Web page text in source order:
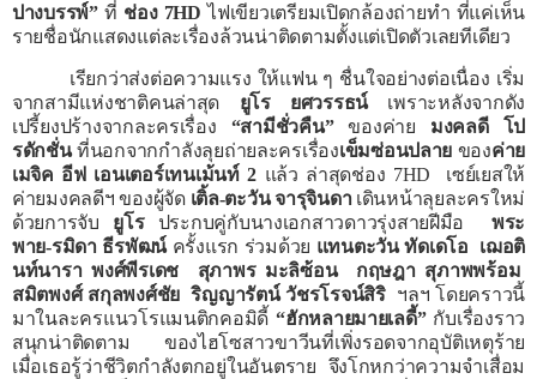
ปางบรรพ์”ที่ ช่อง 7HD ไฟเขียวเตรียมเปิดกล้องถ่ายทำ ที่แค่เห็น
รายชื่อนักแสดงแต่ละเรื่องล้วนน่าติดตามตั้งแต่เปิดตัวเลยทีเดียว
เรียกว่าส่งต่อความแรง ให้แฟน ๆ ชื่นใจอย่างต่อเนื่อง เริ่ม
จากสามีแห่งชาติคนล่าสุด ยูโร ยศวรรธน์เพราะหลังจากดัง
เปรี้ยงปร้างจากละครเรื่อง “สามีชั่วคืน”ของค่าย มงคลดี โป
รดักชั่นที่นอกจากกำลังลุยถ่ายละครเรื่องเข็มซ่อนปลาย ของค่าย
เมจิค อีฟ เอนเตอร์เทนเม้นท์2 แล้ว ล่าสุดช่อง 7HD
เซย์เยสให้
ค่ายมงคลดีฯ ของผู้จัด เติ้ล-ตะวัน จารุจินดาเดินหน้าลุยละครใหม่
ด้วยการจับ ยูโรประกบคู่กับนางเอกสาวดาวรุ่งสายฝีมือ
พระ
พาย-รมิดา ธีรพัฒน์ครั้งแรก ร่วมด้วย แทนตะวัน ทัดเดโอ
เฌอติ
นท์นารา พงศ์พีรเดช
สุภาพร มะลิซ้อน
กฤษฎา สุภาพพร้อม
สมิตพงศ์ สกุลพงศ์ชัย ริญญารัตน์ วัชรโรจน์สิริ ฯลฯ โดยคราวนี้
มาในละครแนวโรแมนติกคอมิดี้“ฮักหลายมายเลดี้”กับเรื่องราว
สนุกน่าติดตาม ของไฮโซสาวขาวีนที่เพิ่งรอดจากอุบัติเหตุร้าย
เมื่อเธอรู้ว่าชีวิตกำลังตกอยู่ในอันตราย จึงโกหกว่าความจำเสื่อม